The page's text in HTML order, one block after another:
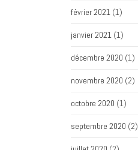
février 2021 (1)
janvier 2021 (1)
décembre 2020 (1)
novembre 2020 (2)
octobre 2020 (1)
septembre 2020 (2)